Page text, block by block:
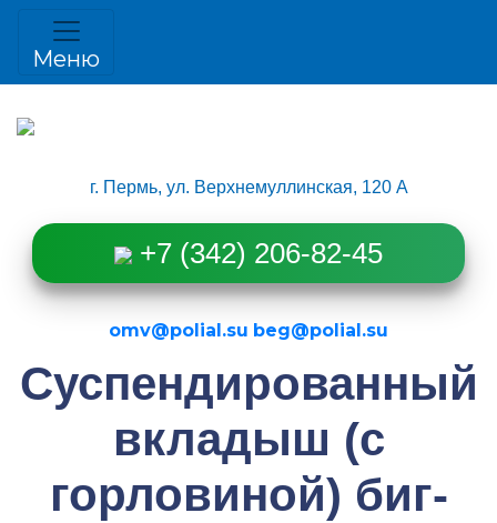
Меню
г. Пермь, ул. Верхнемуллинская, 120 А
+7 (342) 206-82-45
omv@polial.su beg@polial.su
Суспендированный
вкладыш (с
горловиной) биг-